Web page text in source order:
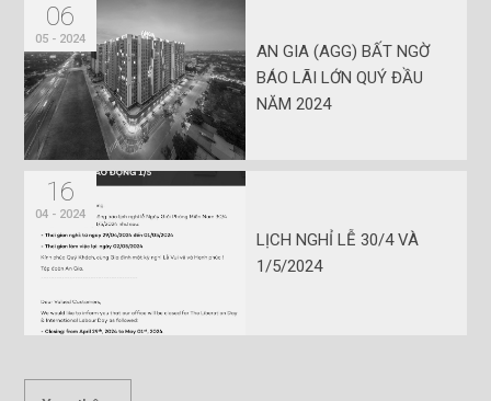
06
05 - 2024
AN GIA (AGG) BẤT NGỜ
BÁO LÃI LỚN QUÝ ĐẦU
NĂM 2024
16
04 - 2024
LỊCH NGHỈ LỄ 30/4 VÀ
1/5/2024